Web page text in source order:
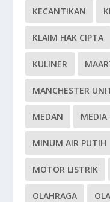
KECANTIKAN
KLAIM HAK CIPTA
KULINER
MANCHESTER
MEDAN MEDIA
MINUM AIR PUTIH
MOTOR LISTRIK
OLAHRAGA